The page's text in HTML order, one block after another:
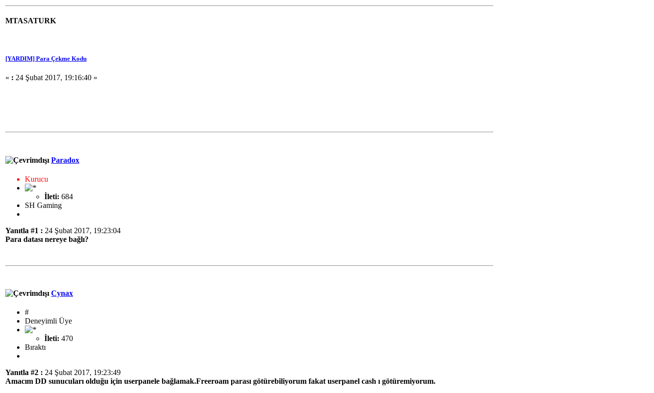
MTASATURK
[YARDIM] Para Çekme Kodu
« : 24 Şubat 2017, 19:16:40 »
Paradox
Kurucu
İleti: 684
SH Gaming
Yanıtla #1 : 24 Şubat 2017, 19:23:04
Para datası nereye bağlı?
Cynax
#
Deneyimli Üye
İleti: 470
Bıraktı
Yanıtla #2 : 24 Şubat 2017, 19:23:49
Amacım DD sunucuları olduğu için userpanele bağlamak.Freeroam parası götürebiliyorum fakat userpanel cash ı götüremiyorum.